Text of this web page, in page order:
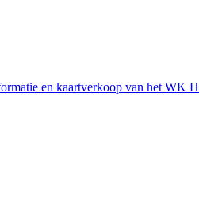
en kaartverkoop van het WK